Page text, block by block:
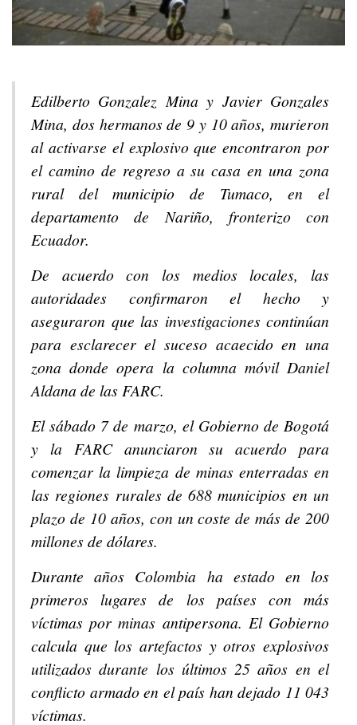
Edilberto Gonzalez Mina y Javier Gonzales
Mina, dos hermanos de 9 y 10 años, murieron
al activarse el explosivo que encontraron por
el camino de regreso a su casa en una zona
rural del municipio de Tumaco, en el
departamento de Nariño, fronterizo con
Ecuador.
De acuerdo con los medios locales, las
autoridades confirmaron el hecho y
aseguraron que las investigaciones continúan
para esclarecer el suceso acaecido en una
zona donde opera la columna móvil Daniel
Aldana de las FARC.
El sábado 7 de marzo, el Gobierno de Bogotá
y la FARC anunciaron su acuerdo para
comenzar la limpieza de minas enterradas en
las regiones rurales de 688 municipios en un
plazo de 10 años, con un coste de más de 200
millones de dólares.
Durante años Colombia ha estado en los
primeros lugares de los países con más
víctimas por minas antipersona. El Gobierno
calcula que los artefactos y otros explosivos
utilizados durante los últimos 25 años en el
conflicto armado en el país han dejado 11 043
víctimas.